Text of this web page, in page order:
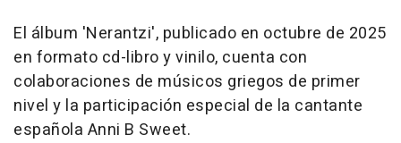
El álbum 'Nerantzi', publicado en octubre de 2025
en formato cd-libro y vinilo, cuenta con
colaboraciones de músicos griegos de primer
nivel y la participación especial de la cantante
española Anni B Sweet.